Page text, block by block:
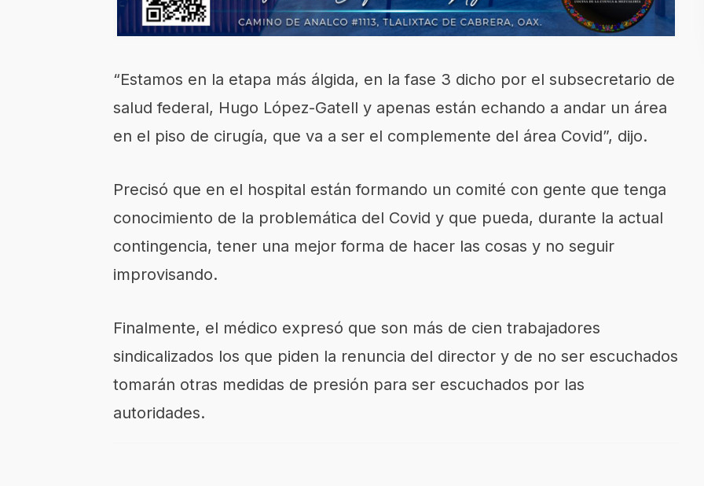
“Estamos en la etapa más álgida, en la fase 3 dicho por el subsecretario de
salud federal, Hugo López-Gatell y apenas están echando a andar un área
en el piso de cirugía, que va a ser el complemente del área Covid”, dijo.
Precisó que en el hospital están formando un comité con gente que tenga
conocimiento de la problemática del Covid y que pueda, durante la actual
contingencia, tener una mejor forma de hacer las cosas y no seguir
improvisando.
Finalmente, el médico expresó que son más de cien trabajadores
sindicalizados los que piden la renuncia del director y de no ser escuchados
tomarán otras medidas de presión para ser escuchados por las
autoridades.